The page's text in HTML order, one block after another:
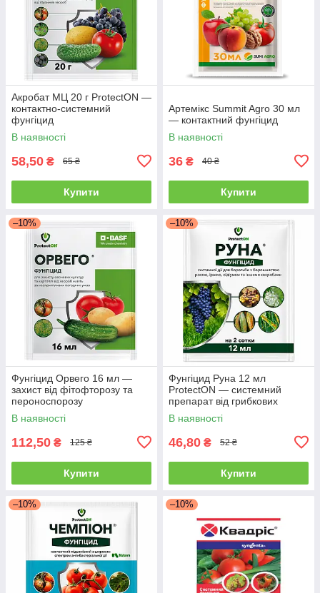
Акробат МЦ 20 г ProtectON —
контактно-системний
фунгіцид
В наявності
58,50 ₴ 65 ₴
Купити
Артемікс Summit Agro 30 мл
— контактний фунгіцид
В наявності
36 ₴ 40 ₴
Купити
–10%
Фунгіцид Орвего 16 мл —
захист від фітофторозу та
пероноспорозу
В наявності
112,50 ₴ 125 ₴
Купити
–10%
Фунгіцид Руна 12 мл
ProtectON — системний
препарат від грибкових
хвороб
В наявності
46,80 ₴ 52 ₴
Купити
–10% –10%